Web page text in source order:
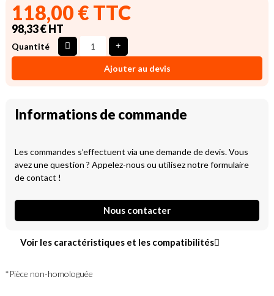
118,00 € TTC
98,33 € HT
Quantité
Ajouter au devis
Informations de commande
Les commandes s’effectuent via une demande de devis. Vous
avez une question ? Appelez-nous ou utilisez notre formulaire
de contact !
Nous contacter
Voir les caractéristiques et les compatibilités
*Pièce non-homologuée